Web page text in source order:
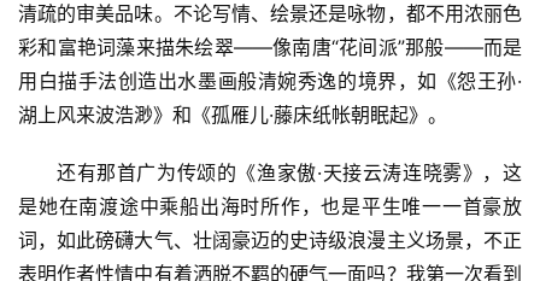
清疏的审美品味。不论写情、绘景还是咏物，都不用浓丽色
彩和富艳词藻来描朱绘翠——像南唐“花间派”那般——而是
用白描手法创造出水墨画般清婉秀逸的境界，如《怨王孙·
湖上风来波浩渺》和《孤雁儿·藤床纸帐朝眠起》。
还有那首广为传颂的《渔家傲·天接云涛连晓雾》，这
是她在南渡途中乘船出海时所作，也是平生唯一一首豪放
词，如此磅礴大气、壮阔豪迈的史诗级浪漫主义场景，不正
表明作者性情中有着洒脱不羁的硬气一面吗？我第一次看到